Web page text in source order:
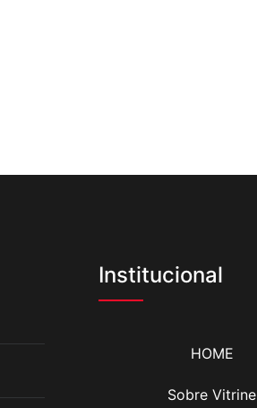
Institucional
HOME
Sobre Vitrine